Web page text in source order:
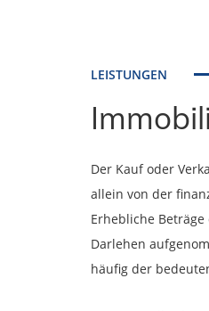
LEISTUNGEN
Der Kauf oder
allein von der
Erhebliche
Darlehen
häufig der